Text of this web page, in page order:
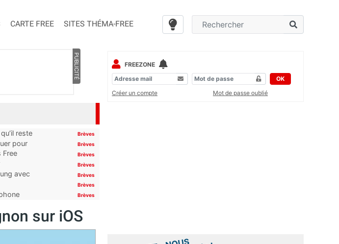
CARTE FREE SITES THÉMA-FREE
PUBLICITÉ
reste
Brèves
pour
Brèves
Free
Brèves
Brèves
avec
Brèves
Brèves
Brèves
sur iOS
FREEZONE
OK
Créer un compte
Mot de passe oublié